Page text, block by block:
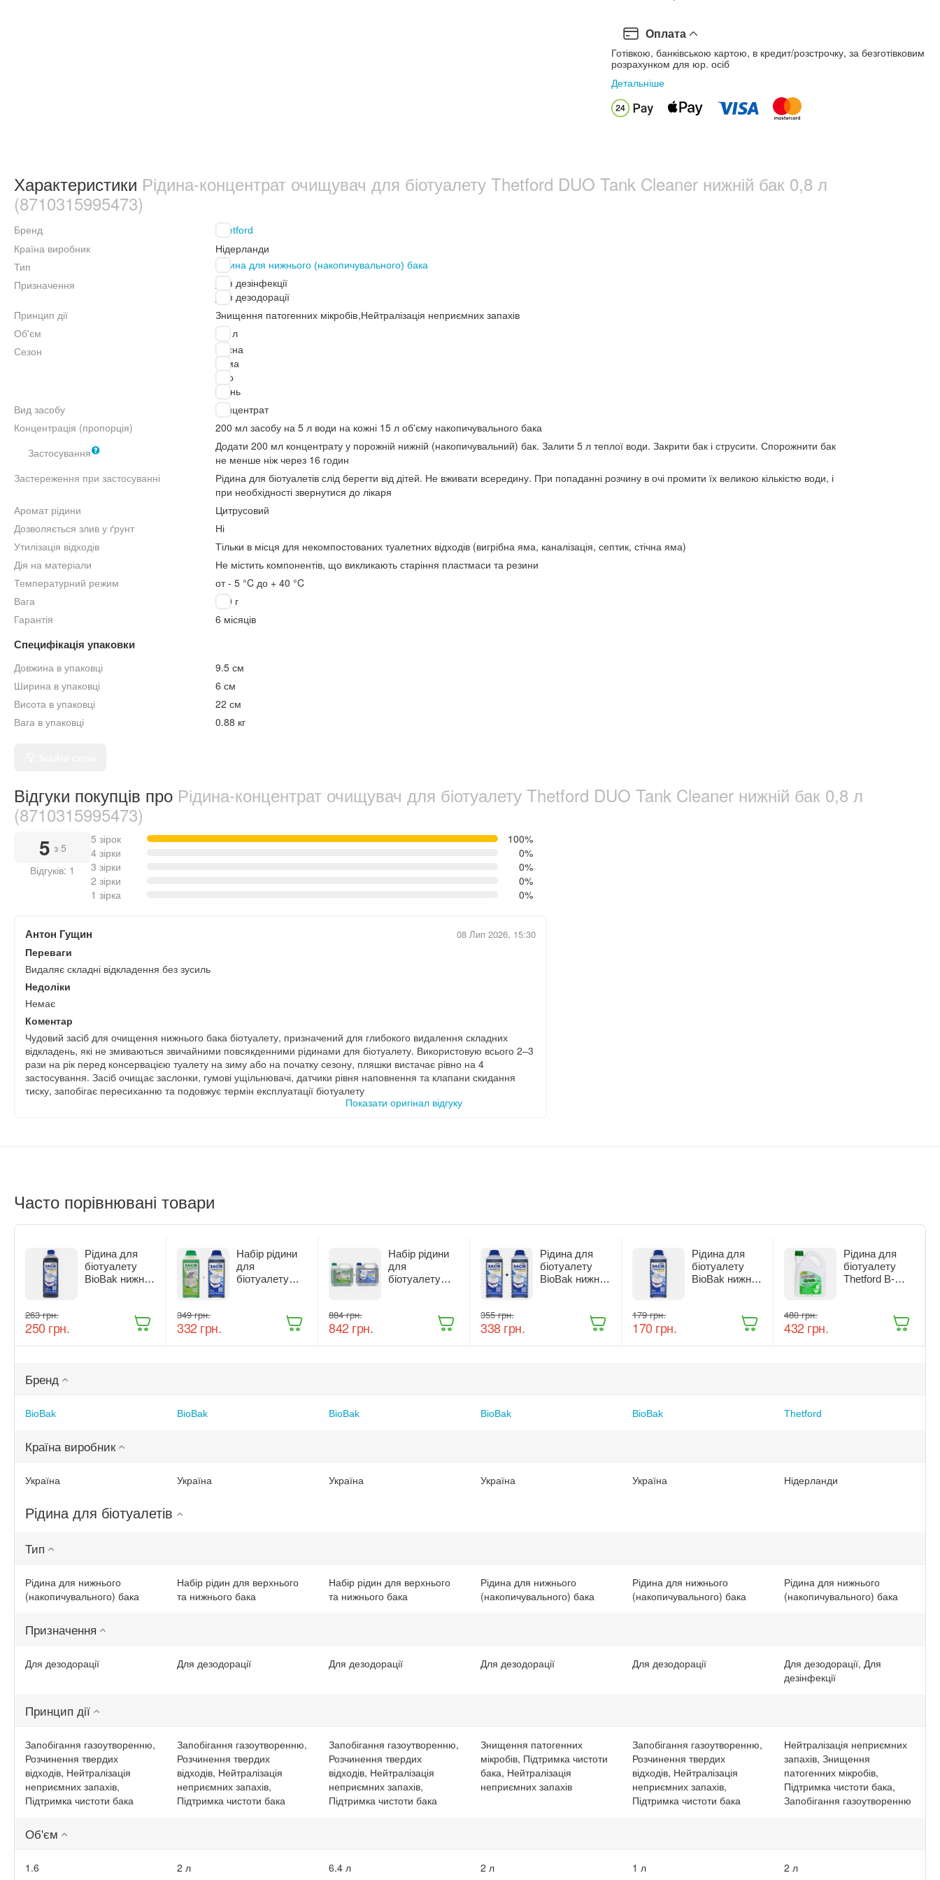
Оплата
Готівкою, банківською картою, в кредит/розстрочку, за безготівковим
розрахунком для юр. осіб
Детальніше
Характеристики Рідина-концентрат очищувач для біотуалету Thetford DUO Tank Cleaner нижній бак 0,8 л
(8710315995473)
Бренд Thetford
Країна виробник
Нідерланди
Тип
Рідина для нижнього (накопичувального) бака
Призначення
Для дезінфекції
Для дезодорації
Принцип дії
Знищення патогенних мікробів,Нейтралізація неприємних запахів
Об'єм
0.8 л
Сезон
Весна
Зима
Літо
Осінь
Вид засобу
Концентрат
Концентрація (пропорція)
200 мл засобу на 5 л води на кожні 15 л об'єму накопичувального бака
Застосування
Додати 200 мл концентрату у порожній нижній (накопичувальний) бак. Залити 5 л теплої води. Закрити бак і струсити. Спорожнити бак
не менше ніж через 16 годин
Застереження при застосуванні
Рідина для біотуалетів слід берегти від дітей. Не вживати всередину. При попаданні розчину в очі промити їх великою кількістю води, і
при необхідності звернутися до лікаря
Аромат рідини
Цитрусовий
Дозволяється злив у ґрунт
Ні
Утилізація відходів
Тільки в місця для некомпостованих туалетних відходів (вигрібна яма, каналізація, септик, стічна яма)
Дія на матеріали
Не містить компонентів, що викликають старіння пластмаси та резини
Температурний режим
от - 5 °C до + 40 °C
Вага
880 г
Гарантія
6 місяців
Специфікація упаковки
Довжина в упаковці
9.5 см
Ширина в упаковці
6 см
Висота в упаковці
22 см
Вага в упаковці
0.88 кг
Відгуки покупців про Рідина-концентрат очищувач для біотуалету Thetford DUO Tank Cleaner нижній бак 0,8 л
(8710315995473)
5 з 5
Відгуків: 1
5 зірок
100%
4 зірки
0%
3 зірки
0%
2 зірки
0%
1 зірка
0%
Антон Гущин 08 Лип 2026, 15:30
Переваги
Видаляє складні відкладення без зусиль
Недоліки
Немає
Коментар
Чудовий засіб для очищення нижнього бака біотуалету, призначений для глибокого видалення складних
відкладень, які не змиваються звичайними повсякденними рідинами для біотуалету. Використовую всього 2–3
рази на рік перед консервацією туалету на зиму або на початку сезону, пляшки вистачає рівно на 4
застосування. Засіб очищає заслонки, гумові ущільнювачі, датчики рівня наповнення та клапани скидання
тиску, запобігає пересиханню та подовжує термін експлуатації біотуалету
Показати оригінал відгуку
Часто порівнювані товари
Рідина для
біотуалету
BioBak нижній
‍263‍ грн.
‍250‍ грн.
Набір рідини
для
біотуалету
‍349‍ грн.
‍332‍грн.
Набір рідини
для
біотуалету
‍884‍ грн.
‍842‍грн.
Рідина для
біотуалету
BioBak нижній
‍355‍ грн.
‍338‍грн.
Рідина для
біотуалету
BioBak нижній
‍179‍ грн.
‍170‍ грн.
Рідина для
біотуалету
Thetford B-
(8710315020786)
‍480‍ грн.
‍432‍грн.
Бренд
BioBak BioBak BioBak BioBak BioBak Thetford
Країна виробник
Україна Україна Україна Україна Україна Нідерланди
Рідина для біотуалетів
Тип
Рідина для нижнього
(накопичувального) бака
Набір рідин для верхнього
та нижнього бака
Набір рідин для верхнього
та нижнього бака
Рідина для нижнього
(накопичувального) бака
Рідина для нижнього
(накопичувального) бака
Рідина для нижнього
(накопичувального) бака
Призначення
Для дезодорації Для дезодорації Для дезодорації Для дезодорації Для дезодорації
Для дезодорації, Для
дезінфекції
Принцип дії
Запобігання газоутворенню,
Розчинення твердих
відходів, Нейтралізація
неприємних запахів,
Підтримка чистоти бака
Запобігання газоутворенню,
Розчинення твердих
відходів, Нейтралізація
неприємних запахів,
Підтримка чистоти бака
Запобігання газоутворенню,
Розчинення твердих
відходів, Нейтралізація
неприємних запахів,
Підтримка чистоти бака
Знищення патогенних
мікробів, Підтримка чистоти
бака, Нейтралізація
неприємних запахів
Запобігання газоутворенню,
Розчинення твердих
відходів, Нейтралізація
неприємних запахів,
Підтримка чистоти бака
Нейтралізація неприємних
запахів, Знищення
патогенних мікробів,
Підтримка чистоти бака,
Запобігання газоутворенню
Об'єм
1.6 2 л 6.4 л 2 л 1 л 2 л